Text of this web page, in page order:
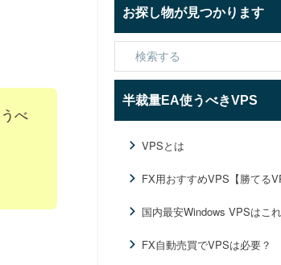
べ
お探し物が見つかります
半裁量EA使うべきVPS
VPSとは
FX用おすすめVPS【勝てる
国内最安Windows VPSはこ
FX自動売買でVPSは必要？